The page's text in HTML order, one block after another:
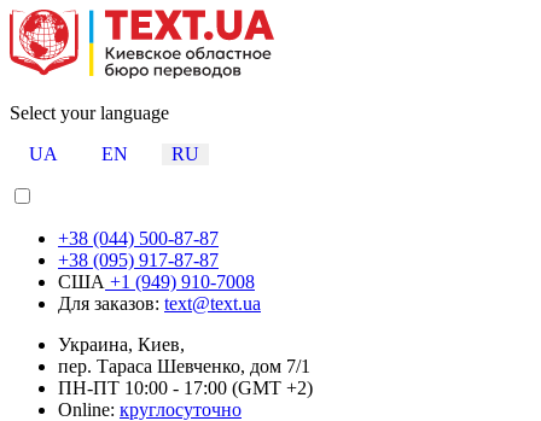
Select your language
UA
EN RU
+38 (044) 500-87-87
+38 (095) 917-87-87
США +1 (949) 910-7008
Для заказов: text@text.ua
Украина, Киев,
пер. Тараса Шевченко, дом 7/1
ПН-ПТ 10:00 - 17:00 (GMT +2)
Online: круглосуточно